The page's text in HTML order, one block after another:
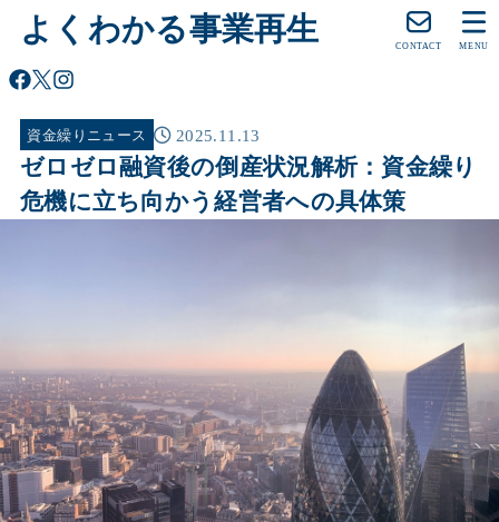
よくわかる事業再生 CONTACT MENU
資金繰りニュース 2025.11.13
ゼロゼロ融資後の倒産状況解析：資金繰り
危機に立ち向かう経営者への具体策